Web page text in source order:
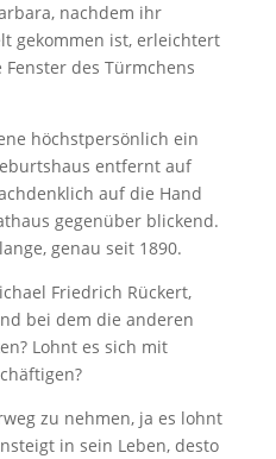
nachdem ihr
gekommen ist, erleichtert
des Türmchens
höchstpersönlich ein
entfernt auf
auf die Hand
gegenüber blickend.
genau seit 1890.
Friedrich Rückert,
bei dem die anderen
Lohnt es sich mit
zu nehmen, ja es lohnt
in sein Leben, desto